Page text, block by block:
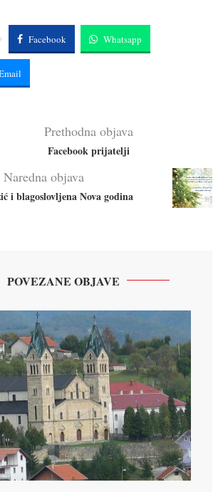
Facebook Whatsapp
Prethodna objava
Facebook prijatelji
Naredna objava
i blagoslovljena Nova godina
POVEZANE OBJAVE